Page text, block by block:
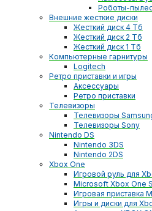
Роботы-
Внешние жесткие диски
Жесткий диск 4 Тб
Жесткий диск 2 Тб
Жесткий диск 1 Тб
Компьютерные гарнитуры
Logitech
Ретро приставки и игры
Аксессуары
Ретро приставки
Телевизоры
Телевизоры
Телевизоры Sony
Nintendo DS
Nintendo 3DS
Nintendo 2DS
Xbox One
Игровой руль для
Microsoft Xbox One
Игровая приставка
Игры и диски для